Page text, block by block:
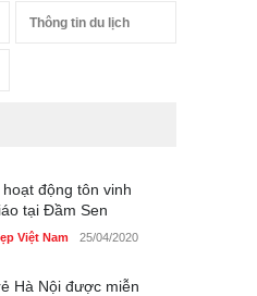
Thông tin du lịch
hoạt động tôn vinh
tại Đầm Sen
Việt Nam 25/04/2020
Hà Nội được miễn